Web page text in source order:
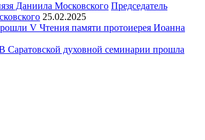
Председатель
25.02.2025
V Чтения памяти протоиерея Иоанна
Саратовской духовной семинарии прошла